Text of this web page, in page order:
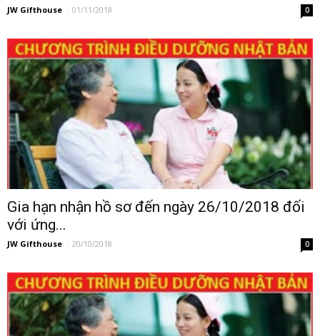
JW Gifthouse - 01/11/2018 0
Gia hạn nhận hồ sơ đến ngày 26/10/2018 đối
với ứng...
JW Gifthouse - 20/10/2018 0